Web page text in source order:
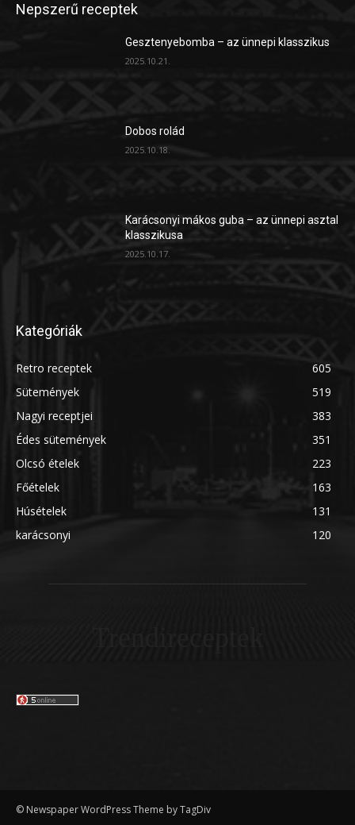
Nepszerű receptek
Gesztenyebomba – az ünnepi klasszikus
2025.10.21.
Dobos rolád
2025.10.18.
Karácsonyi mákos guba – az ünnepi asztal
klasszikusa
2025.10.17.
Kategóriák
Retro receptek
605
Sütemények
519
Nagyi receptjei
383
Édes sütemények
351
Olcsó ételek
223
Főételek
163
Húsételek
131
karácsonyi
120
© Newspaper WordPress Theme by TagDiv